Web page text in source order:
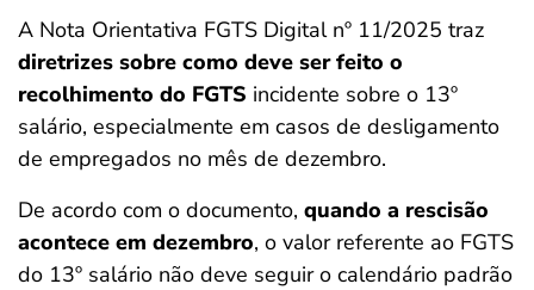
A Nota Orientativa FGTS Digital nº 11/2025 traz
diretrizes sobre como deve ser feito o
recolhimento do FGTS incidente sobre o 13º
salário, especialmente em casos de desligamento
de empregados no mês de dezembro.
De acordo com o documento, quando a rescisão
acontece em dezembro, o valor referente ao FGTS
do 13º salário não deve seguir o calendário padrão